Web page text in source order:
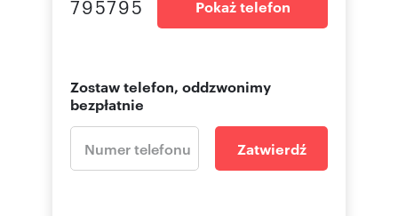
795795 Pokaż telefon
Zostaw telefon, oddzwonimy
bezpłatnie
Zatwierdź